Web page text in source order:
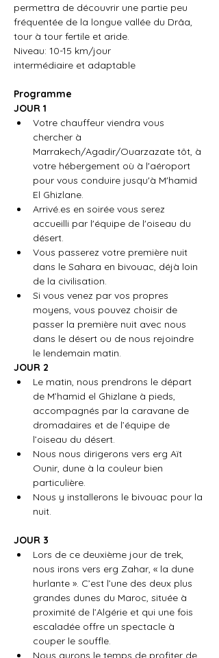
permettra de découvrir une partie peu
fréquentée de la longue vallée du Drâa,
tour à tour fertile et aride.
Niveau: 10-15 km/jour
intermédiaire et adaptable
Programme
JOUR 1
Votre chauffeur viendra vous
chercher à
Marrakech/Agadir/Ouarzazate tôt, à
votre hébergement où à l'aéroport
pour vous conduire jusqu'à M'hamid
El Ghizlane.
Arrivé.es en soirée vous serez
accueilli par l'équipe de l'oiseau du
désert.
Vous passerez votre première nuit
dans le Sahara en bivouac, déjà loin
de la civilisation.
Si vous venez par vos propres
moyens, vous pouvez choisir de
passer la première nuit avec nous
dans le désert ou de nous rejoindre
le lendemain matin.
JOUR 2
Le matin, nous prendrons le départ
de M’hamid el Ghizlane à pieds,
accompagnés par la caravane de
dromadaires et de l’équipe de
l’oiseau du désert.
Nous nous dirigerons vers erg Aït
Ounir, dune à la couleur bien
particulière.
Nous y installerons le bivouac pour la
nuit.
JOUR 3
Lors de ce deuxième jour de trek,
nous irons vers erg Zahar, « la dune
hurlante ». C’est l’une des deux plus
grandes dunes du Maroc, située à
proximité de l’Algérie et qui une fois
escaladée offre un spectacle à
couper le souffle.
Nous aurons le temps de profiter de